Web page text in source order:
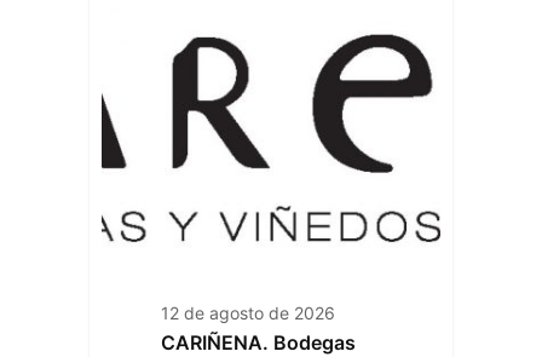
12 de agosto de 2026
CARIÑENA. Bodegas